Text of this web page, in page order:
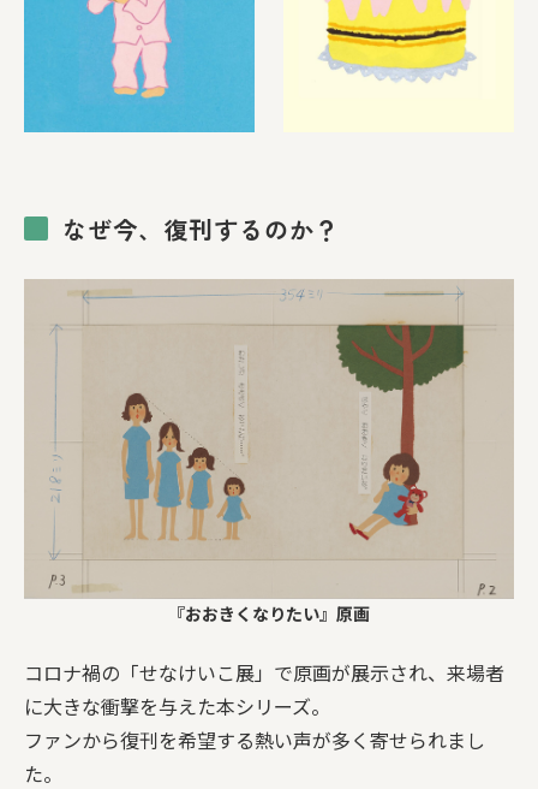
なぜ今、復刊するのか？
『おおきくなりたい』原画
コロナ禍の「せなけいこ展」で原画が展示され、来場者
に大きな衝撃を与えた本シリーズ。
ファンから復刊を希望する熱い声が多く寄せられまし
た。